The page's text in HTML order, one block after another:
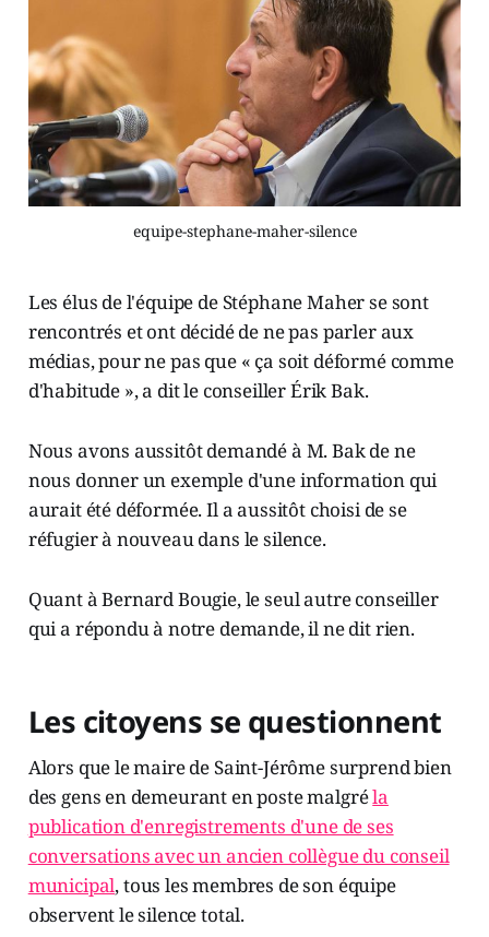
equipe-stephane-maher-silence
Les élus de l'équipe de Stéphane Maher se sont
rencontrés et ont décidé de ne pas parler aux
médias, pour ne pas que « ça soit déformé comme
d'habitude », a dit le conseiller Érik Bak.
Nous avons aussitôt demandé à M. Bak de ne
nous donner un exemple d'une information qui
aurait été déformée. Il a aussitôt choisi de se
réfugier à nouveau dans le silence.
Quant à Bernard Bougie, le seul autre conseiller
qui a répondu à notre demande, il ne dit rien.
Les citoyens se questionnent
Alors que le maire de Saint-Jérôme surprend bien
des gens en demeurant en poste malgréla
publication d'enregistrements d'une de ses
conversations avec un ancien collègue du conseil
municipal, tous les membres de son équipe
observent le silence total.